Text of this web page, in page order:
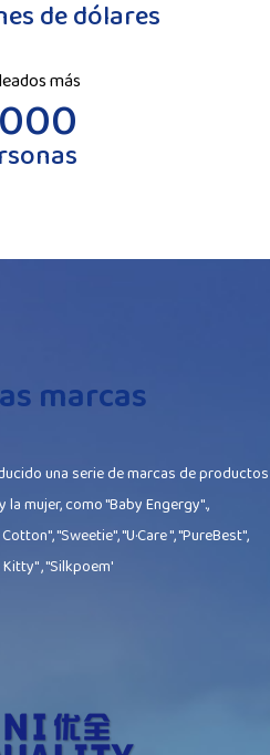
de dólares
más
marcas
una serie de marcas de productos
mujer, como "Baby Engergy".,
"Sweetie", "U·Care ", "PureBest",
, "Silkpoem'